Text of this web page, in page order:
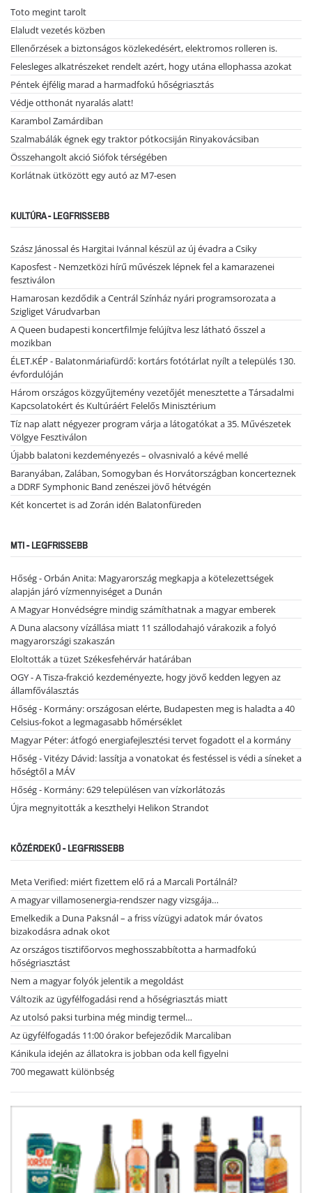
Toto megint tarolt
Elaludt vezetés közben
Ellenőrzések a biztonságos közlekedésért, elektromos rolleren is.
Felesleges alkatrészeket rendelt azért, hogy utána ellophassa azokat
Péntek éjfélig marad a harmadfokú hőségriasztás
Védje otthonát nyaralás alatt!
Karambol Zamárdiban
Szalmabálák égnek egy traktor pótkocsiján Rinyakovácsiban
Összehangolt akció Siófok térségében
Korlátnak ütközött egy autó az M7-esen
KULTÚRA - LEGFRISSEBB
Szász Jánossal és Hargitai Ivánnal készül az új évadra a Csiky
Kaposfest - Nemzetközi hírű művészek lépnek fel a kamarazenei
fesztiválon
Hamarosan kezdődik a Centrál Színház nyári programsorozata a
Szigliget Várudvarban
A Queen budapesti koncertfilmje felújítva lesz látható ősszel a
mozikban
ÉLET.KÉP - Balatonmáriafürdő: kortárs fotótárlat nyílt a település 130.
évfordulóján
Három országos közgyűjtemény vezetőjét menesztette a Társadalmi
Kapcsolatokért és Kultúráért Felelős Minisztérium
Tíz nap alatt négyezer program várja a látogatókat a 35. Művészetek
Völgye Fesztiválon
Újabb balatoni kezdeményezés – olvasnivaló a kévé mellé
Baranyában, Zalában, Somogyban és Horvátországban koncerteznek
a DDRF Symphonic Band zenészei jövő hétvégén
Két koncertet is ad Zorán idén Balatonfüreden
MTI - LEGFRISSEBB
Hőség - Orbán Anita: Magyarország megkapja a kötelezettségek
alapján járó vízmennyiséget a Dunán
A Magyar Honvédségre mindig számíthatnak a magyar emberek
A Duna alacsony vízállása miatt 11 szállodahajó várakozik a folyó
magyarországi szakaszán
Eloltották a tüzet Székesfehérvár határában
OGY - A Tisza-frakció kezdeményezte, hogy jövő kedden legyen az
államfőválasztás
Hőség - Kormány: országosan elérte, Budapesten meg is haladta a 40
Celsius-fokot a legmagasabb hőmérséklet
Magyar Péter: átfogó energiafejlesztési tervet fogadott el a kormány
Hőség - Vitézy Dávid: lassítja a vonatokat és festéssel is védi a síneket a
hőségtől a MÁV
Hőség - Kormány: 629 településen van vízkorlátozás
Újra megnyitották a keszthelyi Helikon Strandot
KÖZÉRDEKŰ - LEGFRISSEBB
Meta Verified: miért fizettem elő rá a Marcali Portálnál?
A magyar villamosenergia-rendszer nagy vizsgája…
Emelkedik a Duna Paksnál – a friss vízügyi adatok már óvatos
bizakodásra adnak okot
Az országos tisztifőorvos meghosszabbította a harmadfokú
hőségriasztást
Nem a magyar folyók jelentik a megoldást
Változik az ügyfélfogadási rend a hőségriasztás miatt
Az utolsó paksi turbina még mindig termel…
Az ügyfélfogadás 11:00 órakor befejeződik Marcaliban
Kánikula idején az állatokra is jobban oda kell figyelni
700 megawatt különbség